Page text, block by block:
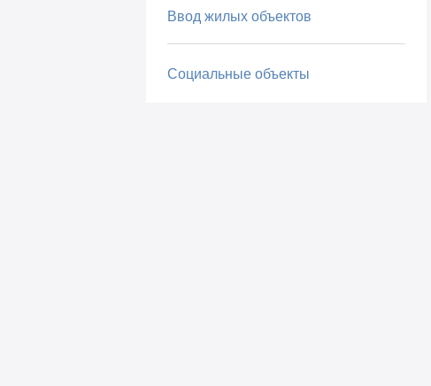
Ввод жилых объектов
Социальные объекты